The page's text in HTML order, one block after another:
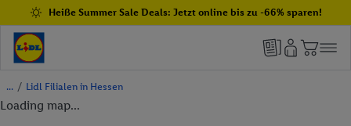
Heiße Summer Sale Deals: Jetzt online bis zu -66% sparen!
/ Lidl Filialen in Hessen
Loading map...